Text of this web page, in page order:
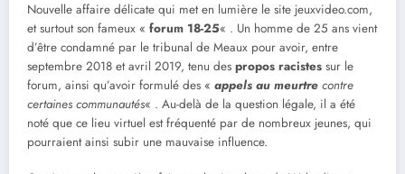
Nouvelle affaire délicate qui met en lumière le site jeuxvideo.com,
et surtout son fameux « forum 18-25« . Un homme de 25 ans vient
d’être condamné par le tribunal de Meaux pour avoir, entre
septembre 2018 et avril 2019, tenu des propos racistes sur le
forum, ainsi qu’avoir formulé des « appels au meurtre contre
certaines communautés« . Au-delà de la question légale, il a été
noté que ce lieu virtuel est fréquenté par de nombreux jeunes, qui
pourraient ainsi subir une mauvaise influence.